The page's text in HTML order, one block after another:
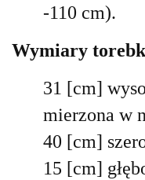
-110 cm).
Wymiary
31 [cm]
mierzona w
40 [cm]
15 [cm]